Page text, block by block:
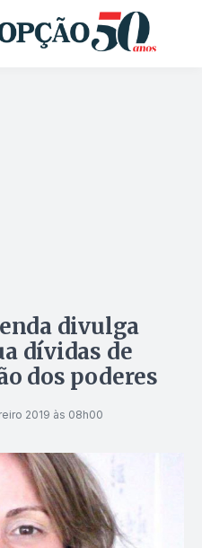
divulga
dívidas de
dos poderes
2019 às 08h00